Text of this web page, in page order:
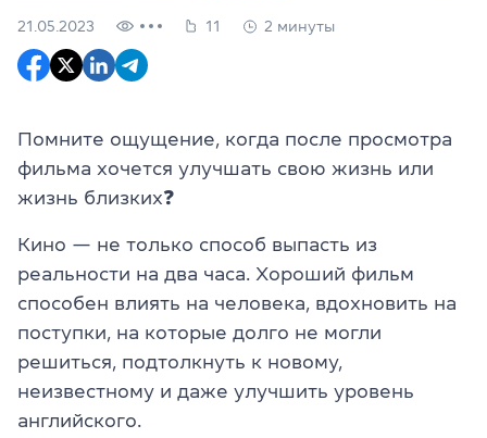
21.05.2023 11 2 минуты
Помните ощущение, когда после просмотра
фильма хочется улучшать свою жизнь или
жизнь близких❓
Кино — не только способ выпасть из
реальности на два часа. Хороший фильм
способен влиять на человека, вдохновить на
поступки, на которые долго не могли
решиться, подтолкнуть к новому,
неизвестному и даже улучшить уровень
английского.